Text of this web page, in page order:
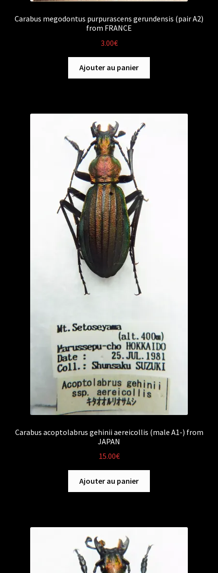
Carabus megodontus purpurascens gerundensis (pair A2)
from FRANCE
3.00€
Ajouter au panier
Carabus acoptolabrus gehinii aereicollis (male A1-) from
JAPAN
15.00€
Ajouter au panier